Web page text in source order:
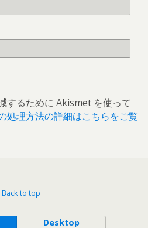
するために Akismet を使って
処理方法の詳細はこちらをご覧
Back to top
Desktop